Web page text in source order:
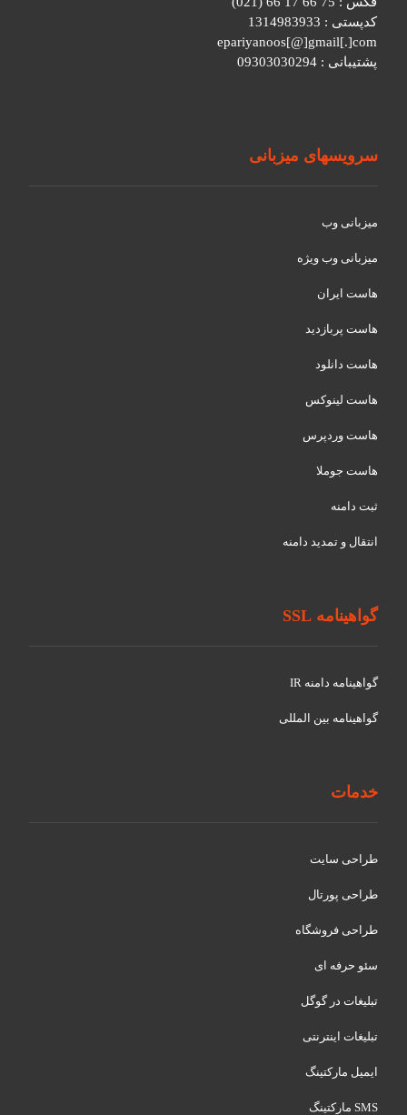
کدپستی : 1314983933
epariyanoos[@]gmail[.]com
پشتیبانی : 09303030294
سرویسهای میزبانی
میزبانی وب
میزبانی وب ویژه
هاست ایران
هاست پربازدید
هاست دانلود
هاست لینوکس
هاست وردپرس
هاست جوملا
ثبت دامنه
انتقال و تمدید دامنه
گواهینامه SSL
گواهينامه دامنه IR
گواهينامه بین المللی
خدمات
طراحی سایت
طراحی پورتال
طراحی فروشگاه
سئو حرفه ای
تبلیغات در گوگل
تبلیغات اینترنتی
ایمیل مارکتینگ
SMS مارکتینگ